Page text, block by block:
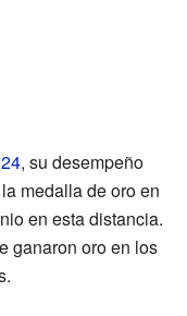
, su desempeño
medalla de oro en
en esta distancia.
ganaron oro en los